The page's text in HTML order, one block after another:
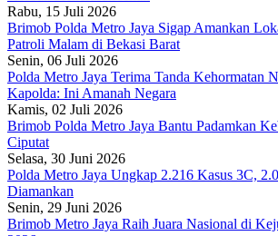
Rabu, 15 Juli 2026
Brimob Polda Metro Jaya Sigap Amankan
Patroli Malam di Bekasi Barat
Senin, 06 Juli 2026
Polda Metro Jaya Terima Tanda Kehormatan
Kapolda: Ini Amanah Negara
Kamis, 02 Juli 2026
Brimob Polda Metro Jaya Bantu Padamkan
Ciputat
Selasa, 30 Juni 2026
Polda Metro Jaya Ungkap 2.216 Kasus 3C,
Diamankan
Senin, 29 Juni 2026
Brimob Metro Jaya Raih Juara Nasional di